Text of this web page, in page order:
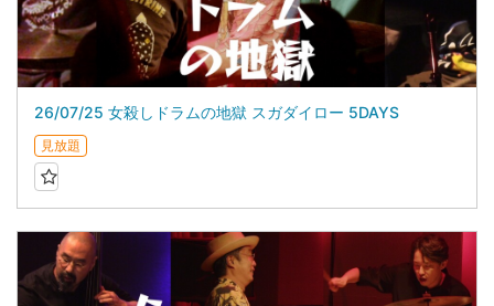
26/07/25 女殺しドラムの地獄 スガダイロー 5DAYS
見放題